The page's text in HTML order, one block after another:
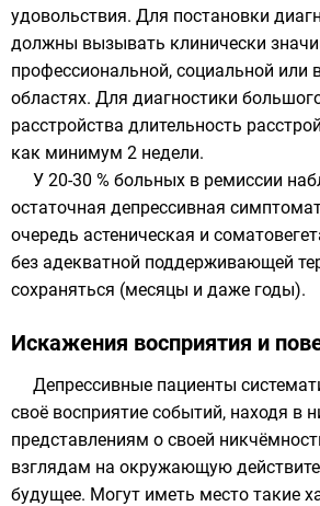
удовольствия. Для постановки
должны вызывать клинически
профессиональной, социальной или
областях. Для диагностики
расстройства длительность
как минимум 2 недели.
У 20-30 % больных в ремиссии
остаточная депрессивная
очередь астеническая и
без адекватной поддерживающей
сохраняться (месяцы и даже годы).
Искажения восприятия и
Депрессивные пациенты
своё восприятие событий, находя в
представлениям о своей
взглядам на окружающую
будущее. Могут иметь место такие